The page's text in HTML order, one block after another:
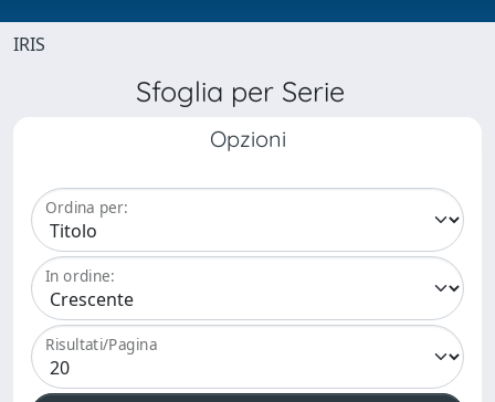
IRIS
Sfoglia per Serie
Opzioni
Ordina per:
In ordine:
Risultati/Pagina